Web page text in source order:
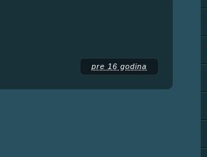
pre 16 godina